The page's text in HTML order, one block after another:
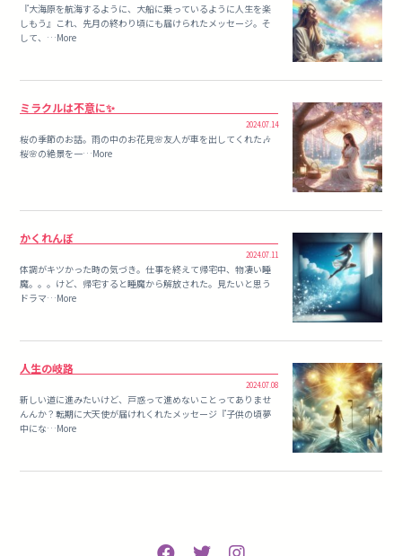
『大海原を航海するように、大船に乗っているように人生を楽
しもう』これ、先月の終わり頃にも届けられたメッセージ。そ
して、…More
ミラクルは不意に✨
2024.07.14
桜の季節のお話。雨の中のお花見🌸友人が車を出してくれた🎶
桜🌸の絶景を一…More
かくれんぼ
2024.07.11
体調がキツかった時の気づき。仕事を終えて帰宅中、物凄い睡
魔。。。けど、帰宅すると睡魔から解放された。見たいと思う
ドラマ…More
人生の岐路
2024.07.08
新しい道に進みたいけど、戸惑って進めないことってありませ
んんか？転期に大天使が届けれくれたメッセージ『子供の頃夢
中にな…More